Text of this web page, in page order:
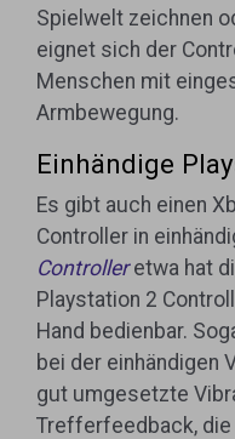
Spielwelt zeichnen
eignet sich der
Menschen mit
Armbewegung.
Einhändige
Es gibt auch einen
Controller in
Controller etwa hat
Playstation 2
Hand bedienbar.
bei der einhändigen
gut umgesetzte
Trefferfeedback,